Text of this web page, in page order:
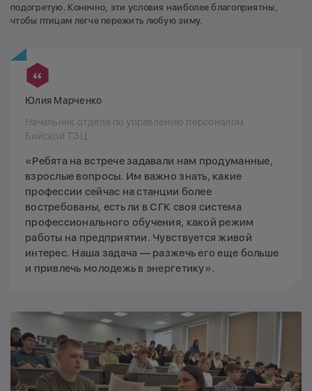
подогретую. Конечно, эти условия наиболее благоприятны,
чтобы птицам легче пережить любую зиму.
Юлия Марченко
Начальник отдела по управлению персоналом
Бийской ТЭЦ
«Ребята на встрече задавали нам продуманные,
взрослые вопросы. Им важно знать, какие
профессии сейчас на станции более
востребованы, есть ли в СГК своя система
профессионального обучения, какой режим
работы на предприятии. Чувствуется живой
интерес. Наша задача — разжечь его еще больше
и привлечь молодежь в энергетику».